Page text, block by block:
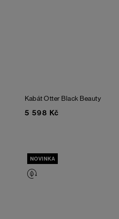
Kabát Otter Black Beauty
5 598 Kč
NOVINKA